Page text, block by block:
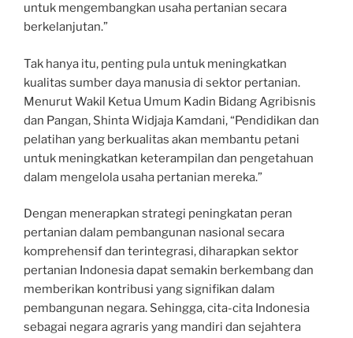
untuk mengembangkan usaha pertanian secara
berkelanjutan.”
Tak hanya itu, penting pula untuk meningkatkan
kualitas sumber daya manusia di sektor pertanian.
Menurut Wakil Ketua Umum Kadin Bidang Agribisnis
dan Pangan, Shinta Widjaja Kamdani, “Pendidikan dan
pelatihan yang berkualitas akan membantu petani
untuk meningkatkan keterampilan dan pengetahuan
dalam mengelola usaha pertanian mereka.”
Dengan menerapkan strategi peningkatan peran
pertanian dalam pembangunan nasional secara
komprehensif dan terintegrasi, diharapkan sektor
pertanian Indonesia dapat semakin berkembang dan
memberikan kontribusi yang signifikan dalam
pembangunan negara. Sehingga, cita-cita Indonesia
sebagai negara agraris yang mandiri dan sejahtera